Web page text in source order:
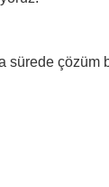
sürede çözüm